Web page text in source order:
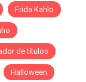
Frida Kahlo
de títulos
Halloween